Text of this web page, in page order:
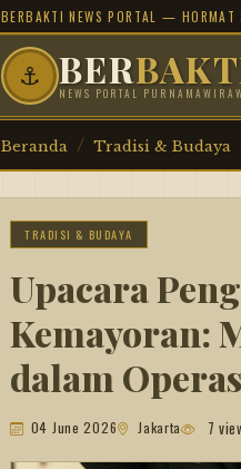
BERBAKTI NEWS PORTAL — HORMAT
⚓ BER
NEWS PORTAL
Beranda Tradisi & Budaya
TRADISI & BUDAYA
Upacara
Kemayoran:
dalam
04 June 2026 Jakarta 7